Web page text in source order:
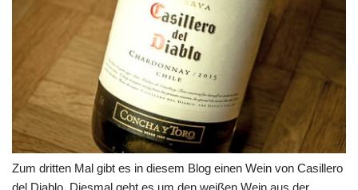
Zum dritten Mal gibt es in diesem Blog einen Wein von Casillero
del Diablo. Diesmal geht es um den weißen Wein aus der